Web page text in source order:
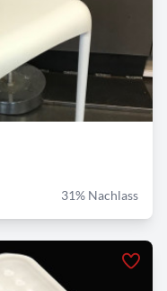
31% Nachlass